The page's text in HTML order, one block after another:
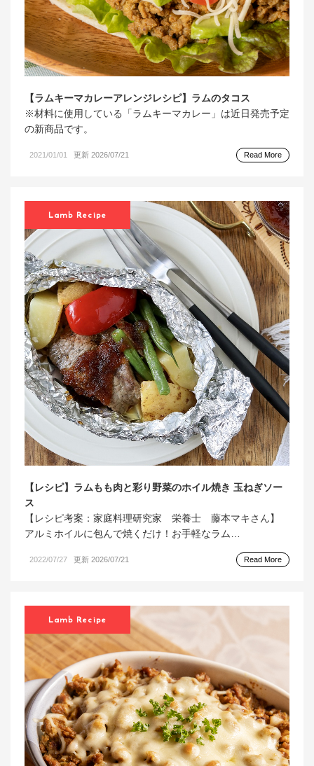
【ラムキーマカレーアレンジレシピ】ラムのタコス
※材料に使用している「ラムキーマカレー」は近日発売予定
の新商品です。
2021/01/01 更新 2026/07/21 Read More
【レシピ】ラムもも肉と彩り野菜のホイル焼き 玉ねぎソー
ス
Lamb Recipe
【レシピ考案：家庭料理研究家 栄養士 藤本マキさん】
アルミホイルに包んで焼くだけ！お手軽なラム…
2022/07/27 更新 2026/07/21 Read More
Lamb Recipe